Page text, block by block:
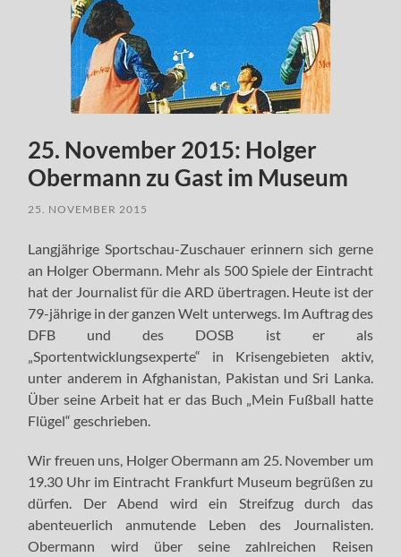
25. November 2015: Holger
Obermann zu Gast im Museum
25. NOVEMBER 2015
Langjährige Sportschau-Zuschauer erinnern sich gerne
an Holger Obermann. Mehr als 500 Spiele der Eintracht
hat der Journalist für die ARD übertragen. Heute ist der
79-jährige in der ganzen Welt unterwegs. Im Auftrag des
DFB und des DOSB ist er als
„Sportentwicklungsexperte“ in Krisengebieten aktiv,
unter anderem in Afghanistan, Pakistan und Sri Lanka.
Über seine Arbeit hat er das Buch „Mein Fußball hatte
Flügel“ geschrieben.
Wir freuen uns, Holger Obermann am 25. November um
19.30 Uhr im Eintracht Frankfurt Museum begrüßen zu
dürfen. Der Abend wird ein Streifzug durch das
abenteuerlich anmutende Leben des Journalisten.
Obermann wird über seine zahlreichen Reisen